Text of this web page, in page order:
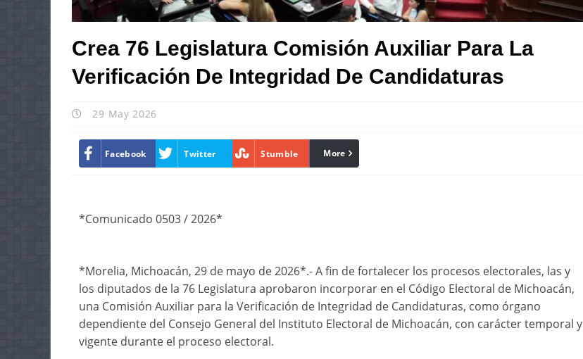
Crea 76 Legislatura Comisión Auxiliar Para La
Verificación De Integridad De Candidaturas
29 May 2026
Facebook Twitter Stumble linkedin
More
*Comunicado 0503 / 2026*
*Morelia, Michoacán, 29 de mayo de 2026*.- A fin de fortalecer los procesos electorales, las y
los diputados de la 76 Legislatura aprobaron incorporar en el Código Electoral de Michoacán,
una Comisión Auxiliar para la Verificación de Integridad de Candidaturas, como órgano
dependiente del Consejo General del Instituto Electoral de Michoacán, con carácter temporal y
vigente durante el proceso electoral.